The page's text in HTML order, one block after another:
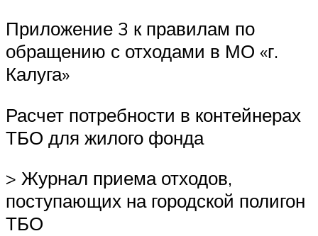
Приложение 3 к правилам по
обращению с отходами в МО «г.
Калуга»
Расчет потребности в контейнерах
ТБО для жилого фонда
> Журнал приема отходов,
поступающих на городской полигон
ТБО